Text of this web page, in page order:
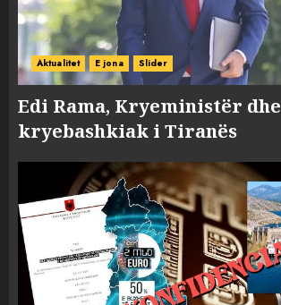
Aktualitet E jona Slider
Edi Rama, Kryeministër dhe
kryebashkiak i Tiranës